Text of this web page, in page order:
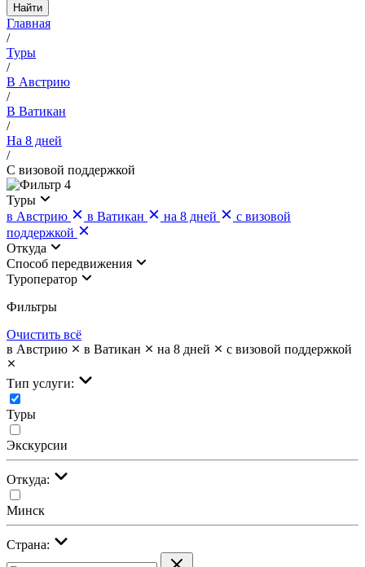
Найти
Главная
/
Туры
/
В Австрию
/
В Ватикан
/
На 8 дней
/
С визовой поддержкой
4
Туры
в Австрию
в Ватикан на 8 дней
с визовой
поддержкой
Откуда
Cпособ передвижения
Туроператор
Фильтры
Очистить всё
в Австрию
в Ватикан на 8 дней с визовой поддержкой
Тип услуги:
Туры
Экскурсии
Откуда:
Минск
Страна: